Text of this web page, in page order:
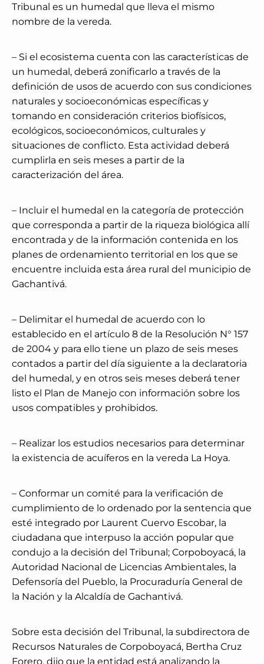
Tribunal es un humedal que lleva el mismo
nombre de la vereda.
– Si el ecosistema cuenta con las características de
un humedal, deberá zonificarlo a través de la
definición de usos de acuerdo con sus condiciones
naturales y socioeconómicas específicas y
tomando en consideración criterios biofísicos,
ecológicos, socioeconómicos, culturales y
situaciones de conflicto. Esta actividad deberá
cumplirla en seis meses a partir de la
caracterización del área.
– Incluir el humedal en la categoría de protección
que corresponda a partir de la riqueza biológica allí
encontrada y de la información contenida en los
planes de ordenamiento territorial en los que se
encuentre incluida esta área rural del municipio de
Gachantivá.
– Delimitar el humedal de acuerdo con lo
establecido en el artículo 8 de la Resolución N° 157
de 2004 y para ello tiene un plazo de seis meses
contados a partir del día siguiente a la declaratoria
del humedal, y en otros seis meses deberá tener
listo el Plan de Manejo con información sobre los
usos compatibles y prohibidos.
– Realizar los estudios necesarios para determinar
la existencia de acuíferos en la vereda La Hoya.
– Conformar un comité para la verificación de
cumplimiento de lo ordenado por la sentencia que
esté integrado por Laurent Cuervo Escobar, la
ciudadana que interpuso la acción popular que
condujo a la decisión del Tribunal; Corpoboyacá, la
Autoridad Nacional de Licencias Ambientales, la
Defensoría del Pueblo, la Procuraduría General de
la Nación y la Alcaldía de Gachantivá.
Sobre esta decisión del Tribunal, la subdirectora de
Recursos Naturales de Corpoboyacá, Bertha Cruz
Forero, dijo que la entidad está analizando la